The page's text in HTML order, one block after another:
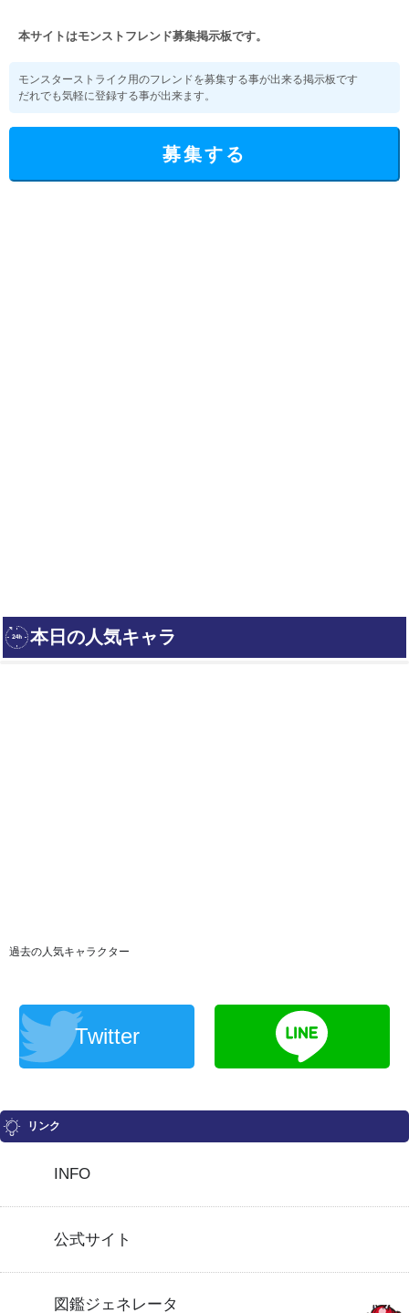
本サイトはモンストフレンド募集掲示板です。
モンスターストライク用のフレンドを募集する事が出来る掲示板です
だれでも気軽に登録する事が出来ます。
募集する
過去の人気キャラクター
Twitter
リンク
INFO
公式サイト
図鑑ジェネレータ